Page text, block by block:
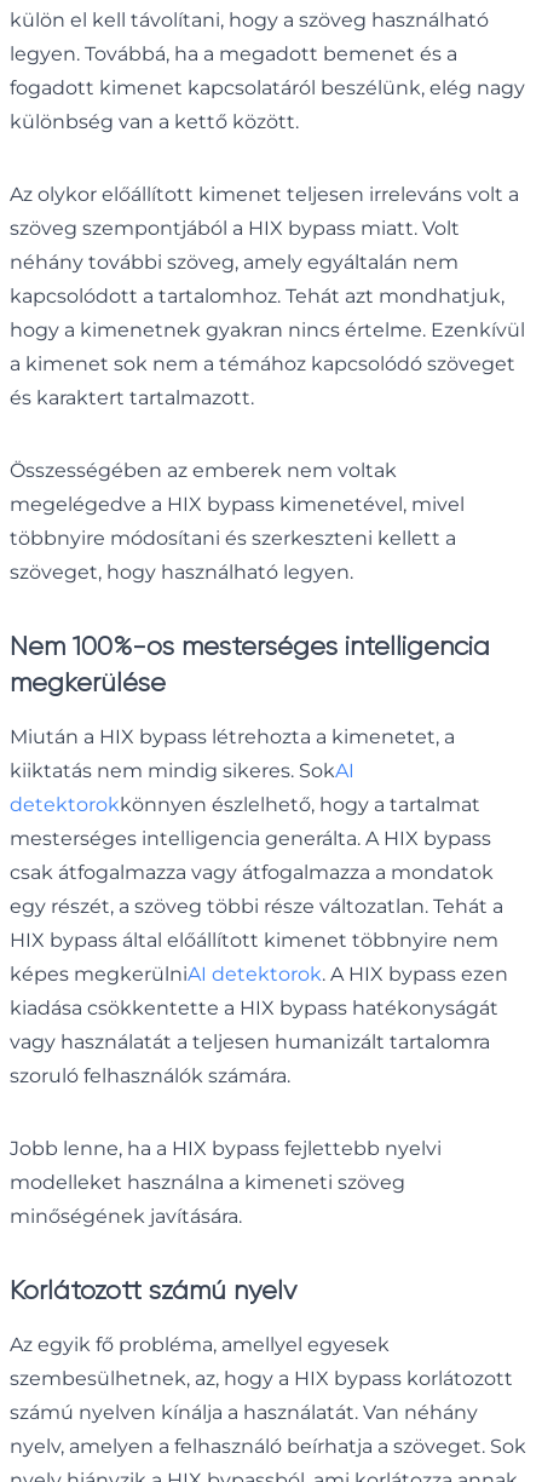
külön el kell távolítani, hogy a szöveg használható
legyen. Továbbá, ha a megadott bemenet és a
fogadott kimenet kapcsolatáról beszélünk, elég nagy
különbség van a kettő között.
Az olykor előállított kimenet teljesen irreleváns volt a
szöveg szempontjából a HIX bypass miatt. Volt
néhány további szöveg, amely egyáltalán nem
kapcsolódott a tartalomhoz. Tehát azt mondhatjuk,
hogy a kimenetnek gyakran nincs értelme. Ezenkívül
a kimenet sok nem a témához kapcsolódó szöveget
és karaktert tartalmazott.
Összességében az emberek nem voltak
megelégedve a HIX bypass kimenetével, mivel
többnyire módosítani és szerkeszteni kellett a
szöveget, hogy használható legyen.
Nem 100%-os mesterséges intelligencia
megkerülése
Miután a HIX bypass létrehozta a kimenetet, a
kiiktatás nem mindig sikeres. SokAI
detektorokkönnyen észlelhető, hogy a tartalmat
mesterséges intelligencia generálta. A HIX bypass
csak átfogalmazza vagy átfogalmazza a mondatok
egy részét, a szöveg többi része változatlan. Tehát a
HIX bypass által előállított kimenet többnyire nem
képes megkerülniAI detektorok. A HIX bypass ezen
kiadása csökkentette a HIX bypass hatékonyságát
vagy használatát a teljesen humanizált tartalomra
szoruló felhasználók számára.
Jobb lenne, ha a HIX bypass fejlettebb nyelvi
modelleket használna a kimeneti szöveg
minőségének javítására.
Korlátozott számú nyelv
Az egyik fő probléma, amellyel egyesek
szembesülhetnek, az, hogy a HIX bypass korlátozott
számú nyelven kínálja a használatát. Van néhány
nyelv, amelyen a felhasználó beírhatja a szöveget. Sok